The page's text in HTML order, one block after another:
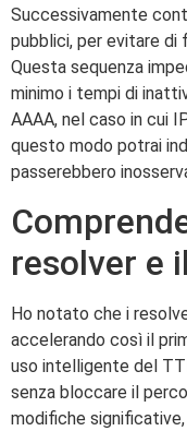
Successivamente
pubblici, per evitare di
Questa sequenza
minimo i tempi di
AAAA, nel caso in cui
questo modo potrai
passerebbero
resolver e
Ho notato che i
accelerando così il
uso intelligente del
senza bloccare il
modifiche